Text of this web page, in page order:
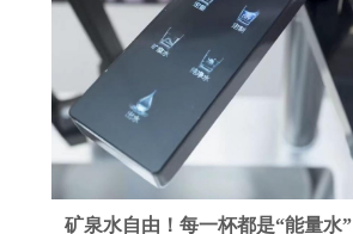
矿泉水自由！每一杯都是“能量水”